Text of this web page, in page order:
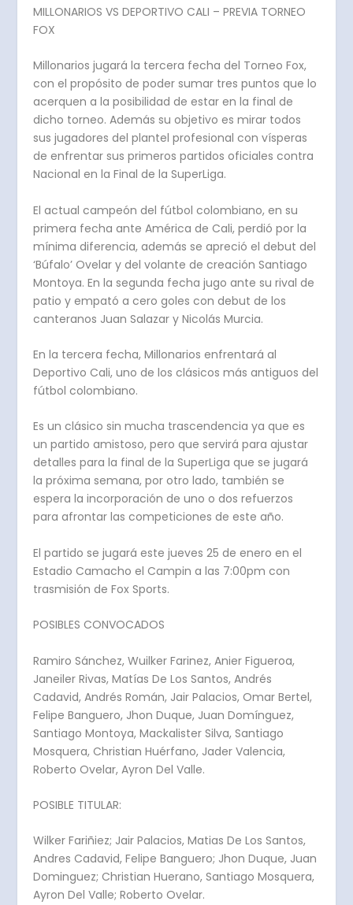
MILLONARIOS VS DEPORTIVO CALI – PREVIA TORNEO
FOX
Millonarios jugará la tercera fecha del Torneo Fox,
con el propósito de poder sumar tres puntos que lo
acerquen a la posibilidad de estar en la final de
dicho torneo. Además su objetivo es mirar todos
sus jugadores del plantel profesional con vísperas
de enfrentar sus primeros partidos oficiales contra
Nacional en la Final de la SuperLiga.
El actual campeón del fútbol colombiano, en su
primera fecha ante América de Cali, perdió por la
mínima diferencia, además se apreció el debut del
‘Búfalo’ Ovelar y del volante de creación Santiago
Montoya. En la segunda fecha jugo ante su rival de
patio y empató a cero goles con debut de los
canteranos Juan Salazar y Nicolás Murcia.
En la tercera fecha, Millonarios enfrentará al
Deportivo Cali, uno de los clásicos más antiguos del
fútbol colombiano.
Es un clásico sin mucha trascendencia ya que es
un partido amistoso, pero que servirá para ajustar
detalles para la final de la SuperLiga que se jugará
la próxima semana, por otro lado, también se
espera la incorporación de uno o dos refuerzos
para afrontar las competiciones de este año.
El partido se jugará este jueves 25 de enero en el
Estadio Camacho el Campin a las 7:00pm con
trasmisión de Fox Sports.
POSIBLES CONVOCADOS
Ramiro Sánchez, Wuilker Farinez, Anier Figueroa,
Janeiler Rivas, Matías De Los Santos, Andrés
Cadavid, Andrés Román, Jair Palacios, Omar Bertel,
Felipe Banguero, Jhon Duque, Juan Domínguez,
Santiago Montoya, Mackalister Silva, Santiago
Mosquera, Christian Huérfano, Jader Valencia,
Roberto Ovelar, Ayron Del Valle.
POSIBLE TITULAR:
Wilker Fariñiez; Jair Palacios, Matias De Los Santos,
Andres Cadavid, Felipe Banguero; Jhon Duque, Juan
Dominguez; Christian Huerano, Santiago Mosquera,
Ayron Del Valle; Roberto Ovelar.